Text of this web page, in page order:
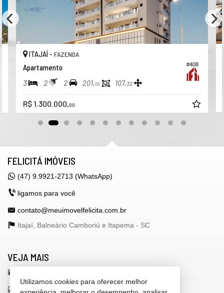
#408
ITAJAÍ - FAZENDA
Apartamento
3 2 2 201,00 107,32
R$ 1.300.000,00
FELICITÁ IMÓVEIS
(47) 9.9921-2713 (WhatsApp)
ligamos para você
contato@meuimovelfelicita.com.br
Itajaí, Balneário Camboriú e Itapema - SC
VEJA MAIS
indicadores financeiros
Utilizamos cookies para oferecer melhor